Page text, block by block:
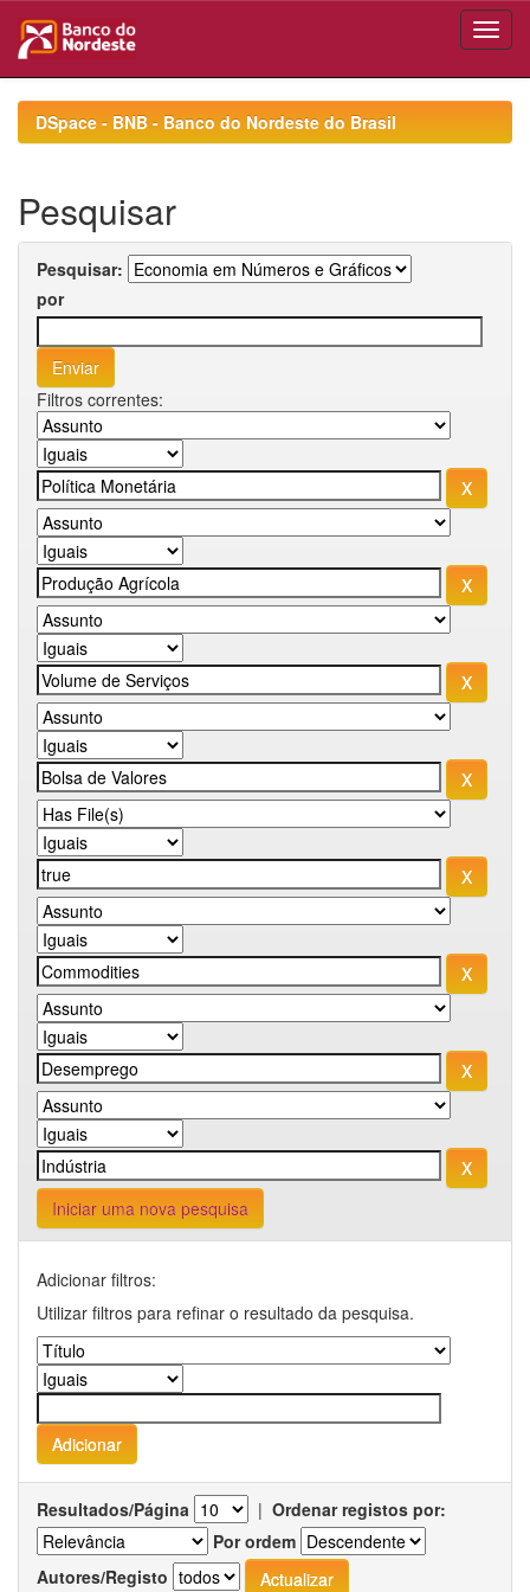
navigationDSpace - BNB - Banco do Nordeste do Brasil
Pesquisar
Pesquisar:
por
Filtros correntes:
Iniciar uma nova pesquisa
Adicionar filtros:
Utilizar filtros para refinar o resultado da pesquisa.
Resultados/Página | Ordenar registos por:
Por ordem
Autores/Registo